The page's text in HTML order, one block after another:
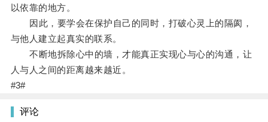
以依靠的地方。
因此，要学会在保护自己的同时，打破心灵上的隔阂，
与他人建立起真实的联系。
不断地拆除心中的墙，才能真正实现心与心的沟通，让
人与人之间的距离越来越近。
#3#
评论